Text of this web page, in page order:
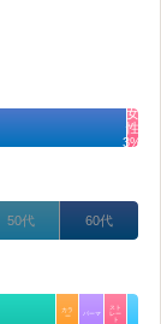
女
性
3%
50代 60代
カラ
ー
パーマ
スト
レー
ト